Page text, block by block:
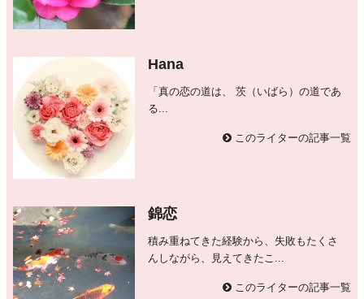
Hana
「真の恋の道は、 茨（いばら）の道であ
る...
このライターの記事一覧
錦恋
積み重ねてきた経験から、失敗もたくさ
んしながら、見えてきたこ...
このライターの記事一覧